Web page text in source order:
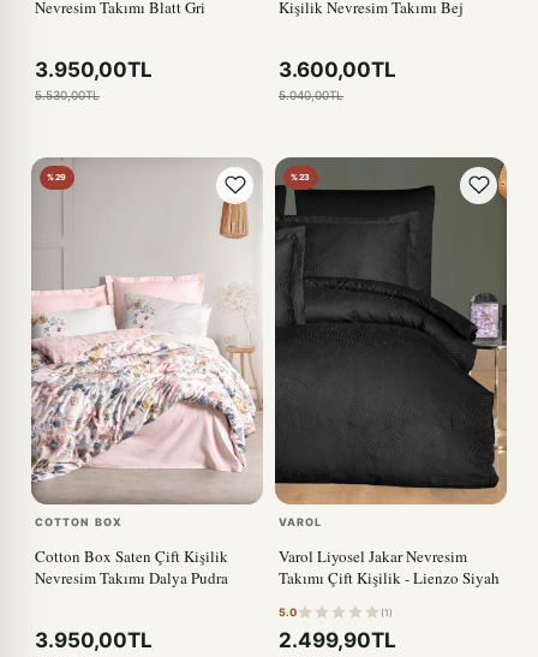
Nevresim Takımı Blatt Gri
3.950,00TL
5.530,00TL
Kişilik Nevresim Takımı Bej
3.600,00TL
5.040,00TL
%29
COTTON BOX
Cotton Box Saten Çift Kişilik
Nevresim Takımı Dalya Pudra
3.950,00TL
%23
VAROL
Varol Liyosel Jakar Nevresim
Takımı Çift Kişilik - Lienzo Siyah
5.0 (1)
2.499,90TL